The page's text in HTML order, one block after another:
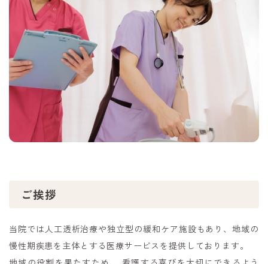
ご挨拶
当院では人工透析治療や独立型の緩和ケア施設もあり、地域の
慢性期疾患を主体とする医療サービスを提供しております。